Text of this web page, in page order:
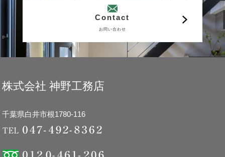
Contact
お問い合わせ
株式会社 神野工務店
千葉県白井市根1780-116